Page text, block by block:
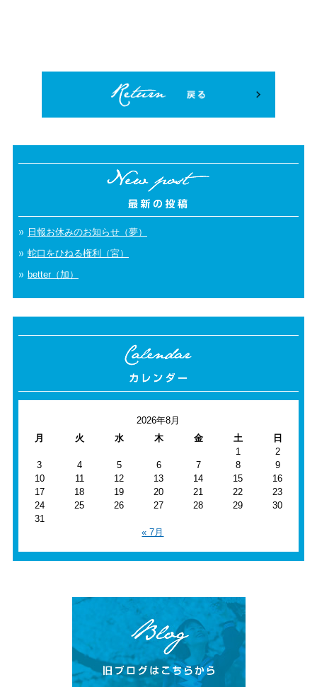
日報お休みのお知らせ（夢）
蛇口をひねる権利（宮）
better（加）
2026年8月
月
火 水 木 金 土
日
1
2
3
4 5 6 7 8
9
10
11 12 13 14 15
16
17
18 19 20 21 22
23
24
25 26 27 28 29
30
31
« 7月